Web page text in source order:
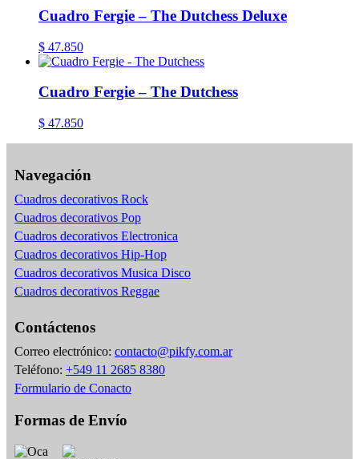
Cuadro Fergie – The Dutchess Deluxe
$ 47.850
Cuadro Fergie – The Dutchess
$ 47.850
Navegación
Cuadros decorativos Rock
Cuadros decorativos Pop
Cuadros decorativos Electronica
Cuadros decorativos Hip-Hop
Cuadros decorativos Musica Disco
Cuadros decorativos Reggae
Contáctenos
Correo electrónico: contacto@pikfy.com.ar
Teléfono: +549 11 2685 8380
Formulario de Conacto
Formas de Envío